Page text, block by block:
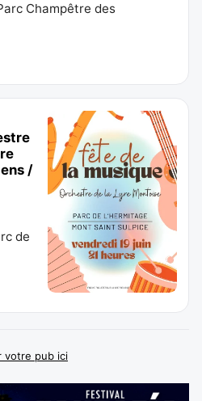
Champêtre des
/
de
votre pub ici